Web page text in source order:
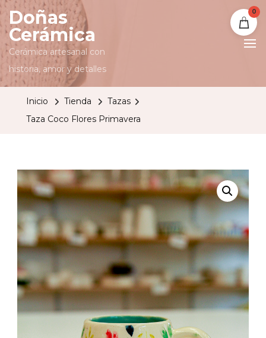
0
Doñas
Cerámica
Cerámica artesanal con
historia, amor y detalles
Inicio Tienda
Tazas
Taza Coco Flores Primavera